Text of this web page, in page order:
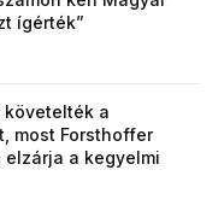
ígérték”
követelték a
most Forsthoffer
a kegyelmi